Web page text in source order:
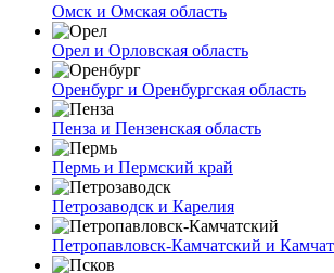
Омск и Омская область
Орел и Орловская область
Оренбург и Оренбургская область
Пенза и Пензенская область
Пермь и Пермский край
Петрозаводск и Карелия
Петропавловск-Камчатский и